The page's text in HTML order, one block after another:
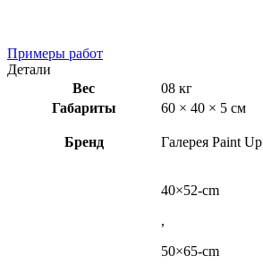
Примеры работ
Детали
Вес
08 кг
Габариты
60 × 40 × 5 см
Бренд Галерея Paint Up
40×52-cm
,
50×65-cm